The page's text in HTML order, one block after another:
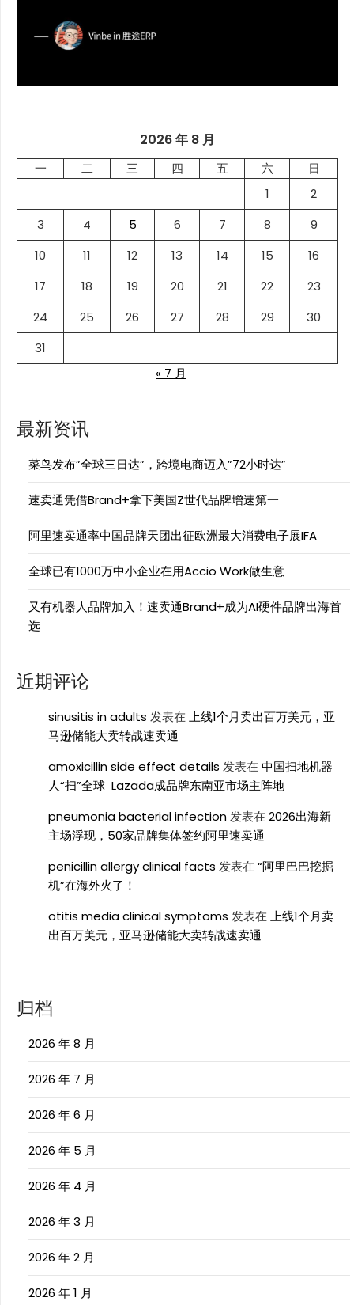
2026 年 8 月
一 二 三 四 五 六
日
1
2
3
4 5 6 7 8
9
10
11 12 13 14 15
16
17
18 19 20 21 22
23
24
25 26 27 28 29
30
31
« 7 月
最新资讯
菜鸟发布”全球三日达”，跨境电商迈入”72小时达”
速卖通凭借Brand+拿下美国Z世代品牌增速第一
阿里速卖通率中国品牌天团出征欧洲最大消费电子展IFA
全球已有1000万中小企业在用Accio Work做生意
又有机器人品牌加入！速卖通Brand+成为AI硬件品牌出海首
选
近期评论
sinusitis in adults 发表在 上线1个月卖出百万美元，亚
马逊储能大卖转战速卖通
amoxicillin side effect details 发表在 中国扫地机器
人“扫”全球 Lazada成品牌东南亚市场主阵地
pneumonia bacterial infection发表在 2026出海新
主场浮现，50家品牌集体签约阿里速卖通
penicillin allergy clinical facts 发表在 “阿里巴巴挖掘
机”在海外火了！
otitis media clinical symptoms 发表在 上线1个月卖
出百万美元，亚马逊储能大卖转战速卖通
归档
2026 年 8 月
2026 年 7 月
2026 年 6 月
2026 年 5 月
2026 年 4 月
2026 年 3 月
2026 年 2 月
2026 年 1 月